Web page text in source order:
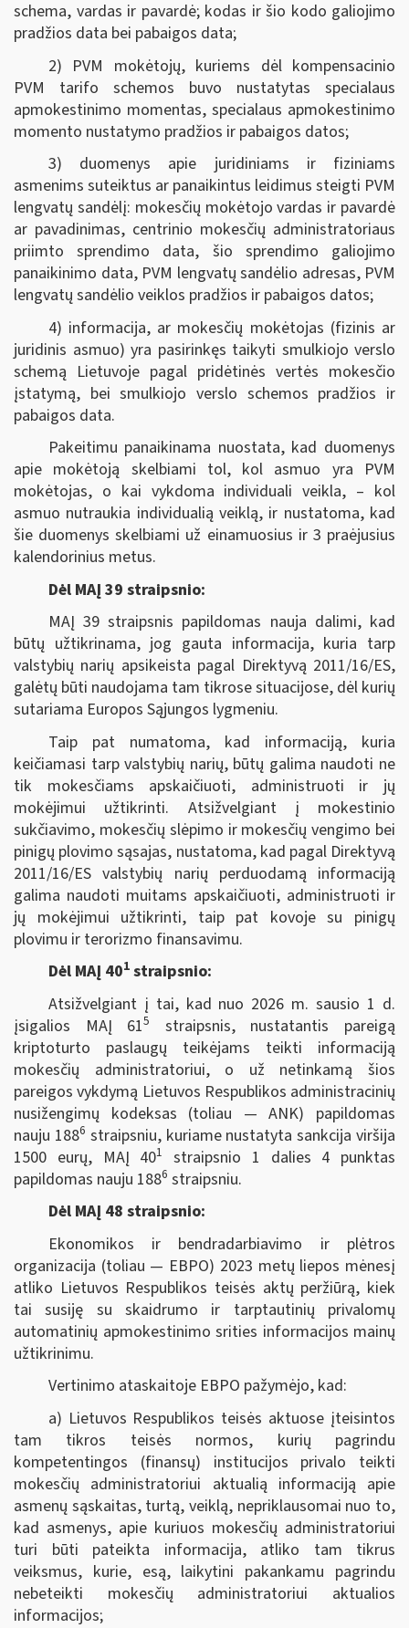
schema, vardas ir pavardė; kodas ir šio kodo galiojimo
pradžios data bei pabaigos data;
2) PVM mokėtojų, kuriems dėl kompensacinio
PVM tarifo schemos buvo nustatytas specialaus
apmokestinimo momentas, specialaus apmokestinimo
momento nustatymo pradžios ir pabaigos datos;
3) duomenys apie juridiniams ir fiziniams
asmenims suteiktus ar panaikintus leidimus steigti PVM
lengvatų sandėlį: mokesčių mokėtojo vardas ir pavardė
ar pavadinimas, centrinio mokesčių administratoriaus
priimto sprendimo data, šio sprendimo galiojimo
panaikinimo data, PVM lengvatų sandėlio adresas, PVM
lengvatų sandėlio veiklos pradžios ir pabaigos datos;
4) informacija, ar mokesčių mokėtojas (fizinis ar
juridinis asmuo) yra pasirinkęs taikyti smulkiojo verslo
schemą Lietuvoje pagal pridėtinės vertės mokesčio
įstatymą, bei smulkiojo verslo schemos pradžios ir
pabaigos data.
Pakeitimu panaikinama nuostata, kad duomenys
apie mokėtoją skelbiami tol, kol asmuo yra PVM
mokėtojas, o kai vykdoma individuali veikla, ‒ kol
asmuo nutraukia individualią veiklą, ir nustatoma, kad
šie duomenys skelbiami už einamuosius ir 3 praėjusius
kalendorinius metus.
Dėl MAĮ 39 straipsnio:
MAĮ 39 straipsnis papildomas nauja dalimi, kad
būtų užtikrinama, jog gauta informacija, kuria tarp
valstybių narių apsikeista pagal Direktyvą 2011/16/ES,
galėtų būti naudojama tam tikrose situacijose, dėl kurių
sutariama Europos Sąjungos lygmeniu.
Taip pat numatoma, kad informaciją, kuria
keičiamasi tarp valstybių narių, būtų galima naudoti ne
tik mokesčiams apskaičiuoti, administruoti ir jų
mokėjimui užtikrinti. Atsižvelgiant į mokestinio
sukčiavimo, mokesčių slėpimo ir mokesčių vengimo bei
pinigų plovimo sąsajas, nustatoma, kad pagal Direktyvą
2011/16/ES valstybių narių perduodamą informaciją
galima naudoti muitams apskaičiuoti, administruoti ir
jų mokėjimui užtikrinti, taip pat kovoje su pinigų
plovimu ir terorizmo finansavimu.
Dėl MAĮ 401straipsnio:
Atsižvelgiant į tai, kad nuo 2026 m. sausio 1 d.
įsigalios MAĮ 615
straipsnis, nustatantis pareigą
kriptoturto paslaugų teikėjams teikti informaciją
mokesčių administratoriui, o už netinkamą šios
pareigos vykdymą Lietuvos Respublikos administracinių
nusižengimų kodeksas (toliau — ANK) papildomas
nauju 1886 straipsniu, kuriame nustatyta sankcija viršija
1500 eurų, MAĮ 401
straipsnio 1 dalies 4 punktas
papildomas nauju 1886 straipsniu.
Dėl MAĮ 48 straipsnio:
Ekonomikos ir bendradarbiavimo ir plėtros
organizacija (toliau — EBPO) 2023 metų liepos mėnesį
atliko Lietuvos Respublikos teisės aktų peržiūrą, kiek
tai susiję su skaidrumo ir tarptautinių privalomų
automatinių apmokestinimo srities informacijos mainų
užtikrinimu.
Vertinimo ataskaitoje EBPO pažymėjo, kad:
a) Lietuvos Respublikos teisės aktuose įteisintos
tam tikros teisės normos, kurių pagrindu
kompetentingos (finansų) institucijos privalo teikti
mokesčių administratoriui aktualią informaciją apie
asmenų sąskaitas, turtą, veiklą, nepriklausomai nuo to,
kad asmenys, apie kuriuos mokesčių administratoriui
turi būti pateikta informacija, atliko tam tikrus
veiksmus, kurie, esą, laikytini pakankamu pagrindu
nebeteikti mokesčių administratoriui aktualios
informacijos;